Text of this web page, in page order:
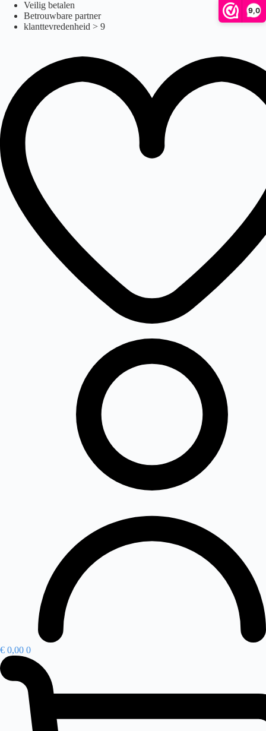
9,0
verlichting
naar
Veilig betalen
Betrouwbare partner
klanttevredenheid > 9
€ 0,00 0